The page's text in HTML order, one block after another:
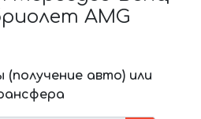
AMG
авто) или